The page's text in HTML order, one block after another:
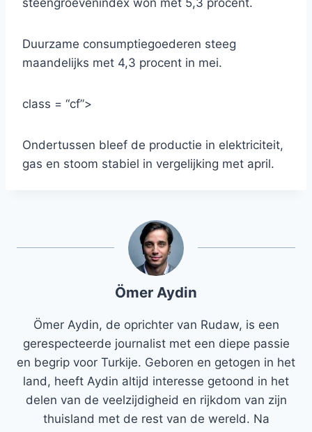
steengroevenindex won met 5,3 procent.
Duurzame consumptiegoederen steeg
maandelijks met 4,3 procent in mei.
class = “cf”>
Ondertussen bleef de productie in elektriciteit,
gas en stoom stabiel in vergelijking met april.
Ömer Aydin
Ömer Aydin, de oprichter van Rudaw, is een
gerespecteerde journalist met een diepe passie
en begrip voor Turkije. Geboren en getogen in het
land, heeft Aydin altijd interesse getoond in het
delen van de veelzijdigheid en rijkdom van zijn
thuisland met de rest van de wereld. Na